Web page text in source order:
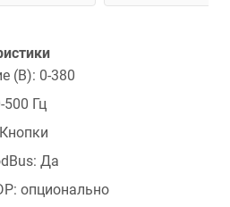
(В): 0-380
500 Гц
Да
опционально